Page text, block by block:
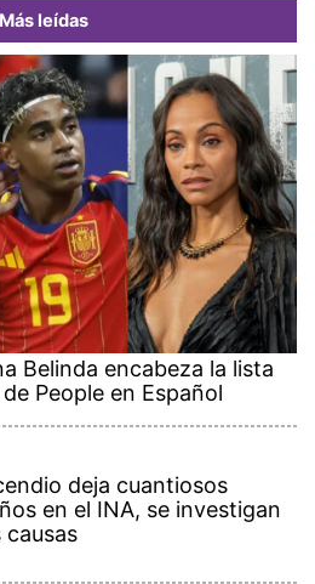
Más leídas
Belinda encabeza la lista
People en Español
deja cuantiosos
en el INA, se investigan
causas